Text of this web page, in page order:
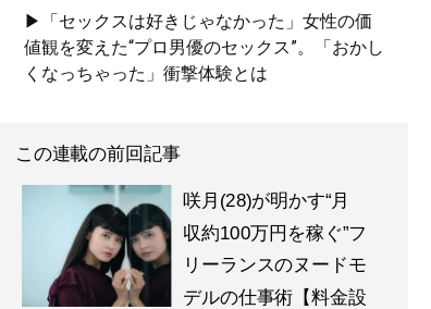
▶「セックスは好きじゃなかった」女性の価
値観を変えた“プロ男優のセックス”。「おかし
くなっちゃった」衝撃体験とは
この連載の前回記事
咲月(28)が明かす“月
収約100万円を稼ぐ”フ
リーランスのヌードモ
デルの仕事術【料金設